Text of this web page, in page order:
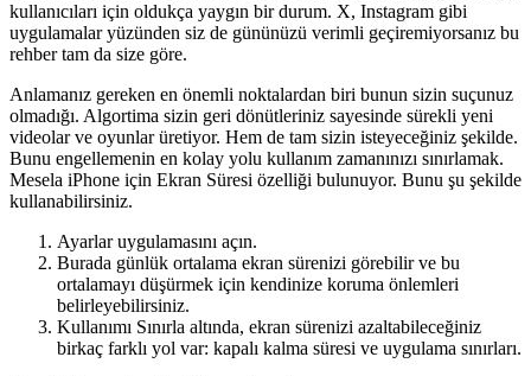
kullanıcıları için oldukça yaygın bir durum. X, Instagram gibi
uygulamalar yüzünden siz de gününüzü verimli geçiremiyorsanız bu
rehber tam da size göre.
Anlamanız gereken en önemli noktalardan biri bunun sizin suçunuz
olmadığı. Algortima sizin geri dönütleriniz sayesinde sürekli yeni
videolar ve oyunlar üretiyor. Hem de tam sizin isteyeceğiniz şekilde.
Bunu engellemenin en kolay yolu kullanım zamanınızı sınırlamak.
Mesela iPhone için Ekran Süresi özelliği bulunuyor. Bunu şu şekilde
kullanabilirsiniz.
Ayarlar uygulamasını açın.
Burada günlük ortalama ekran sürenizi görebilir ve bu
ortalamayı düşürmek için kendinize koruma önlemleri
belirleyebilirsiniz.
Kullanımı Sınırla altında, ekran sürenizi azaltabileceğiniz
birkaç farklı yol var: kapalı kalma süresi ve uygulama sınırları.